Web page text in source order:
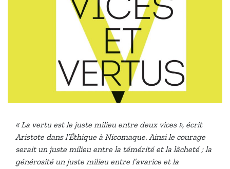
« La vertu est le juste milieu entre deux vices », écrit
Aristote dans l’Éthique à Nicomaque. Ainsi le courage
serait un juste milieu entre la témérité et la lâcheté ; la
générosité un juste milieu entre l’avarice et la